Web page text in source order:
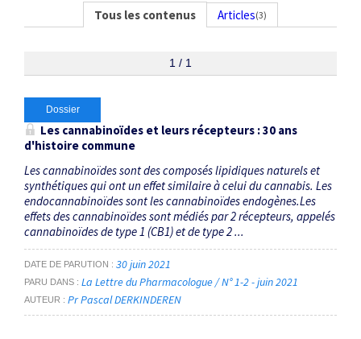
Anandamide ×
Dates
Du
au
RECHERCHER
Tous les contenus Articles(3)
1 / 1
Dossier
Les cannabinoïdes et leurs récepteurs : 30 ans
d'histoire commune
Les cannabinoïdes sont des composés lipidiques naturels et
synthétiques qui ont un effet similaire à celui du cannabis. Les
endocannabinoïdes sont les cannabinoïdes endogènes.Les
effets des cannabinoïdes sont médiés par 2 récepteurs, appelés
cannabinoïdes de type 1 (CB1) et de type 2 ...
DATE DE PARUTION 30 juin 2021
PARU DANS La Lettre du Pharmacologue / N° 1-2 - juin 2021
AUTEUR Pr Pascal DERKINDEREN